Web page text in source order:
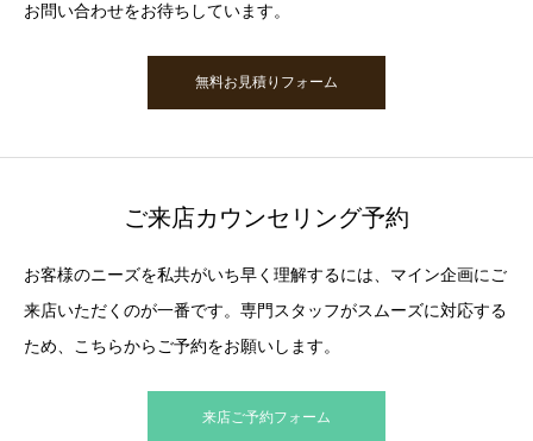
お問い合わせをお待ちしています。
無料お見積りフォーム
ご来店カウンセリング予約
お客様のニーズを私共がいち早く理解するには、マイン企画にご
来店いただくのが一番です。専門スタッフがスムーズに対応する
ため、こちらからご予約をお願いします。
来店ご予約フォーム